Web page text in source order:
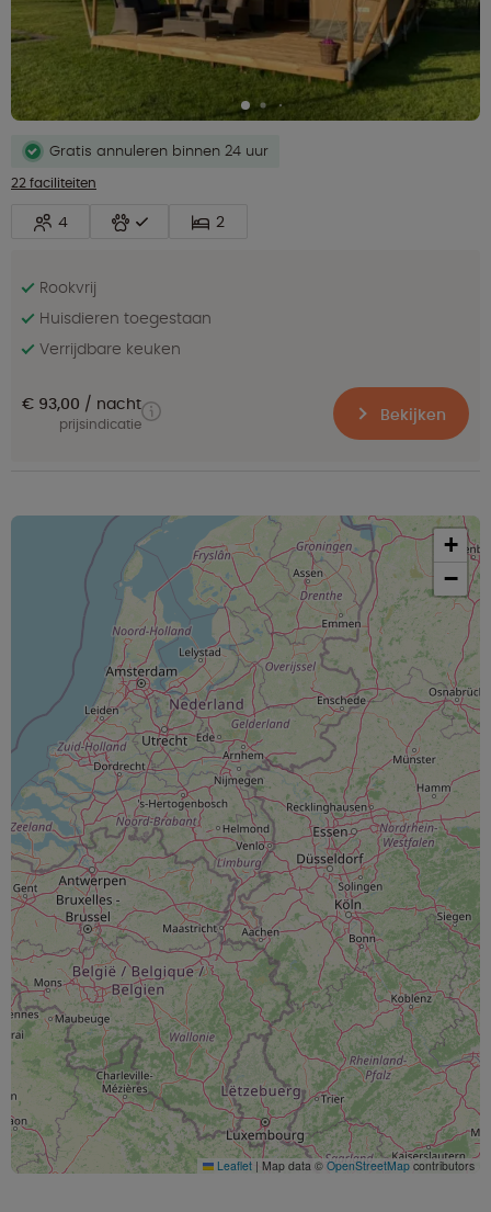
Gratis annuleren binnen 24 uur
22 faciliteiten
4 2
Rookvrij
Huisdieren toegestaan
Verrijdbare keuken
€ 93,00 nacht
prijsindicatie Bekijken
+
−
Leaflet | Map data © OpenStreetMap contributors